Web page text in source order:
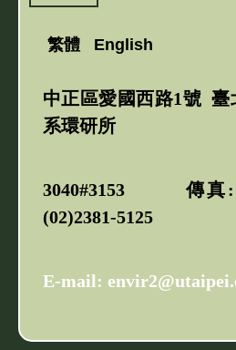
繁體 English
10048
中正區愛國西路1號 臺
系環研所
電話
3040#3153 傳真:
(02)2381-5125
E-mail: